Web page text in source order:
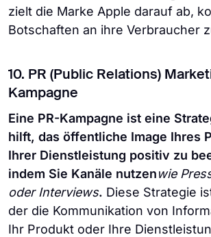
zielt die Marke Apple darauf ab,
Botschaften an ihre Verbraucher
10. ⁠PR (Public Relations)
Kampagne
Eine PR-Kampagne ist eine
hilft, das öffentliche Image Ihres
Ihrer Dienstleistung positiv zu
indem Sie Kanäle nutzenwie
oder Interviews. Diese Strategie
der die Kommunikation von
Ihr Produkt oder Ihre